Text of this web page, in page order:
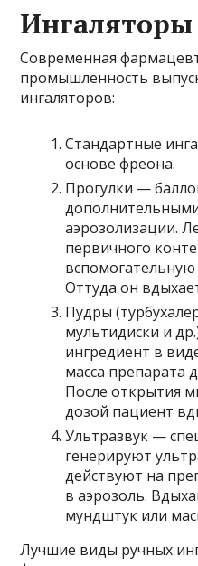
Ингаляторы
Современная
промышленность
ингаляторов:
Стандартные
основе фреона.
Прогулки —
аэрозолизации.
первичного
Оттуда он
Пудры
мультидиски и
ингредиент в
масса препарата
После открытия
дозой пациент
Ультразвук —
генерируют
действуют на
в аэрозоль.
мундштук или
Лучшие виды ручных